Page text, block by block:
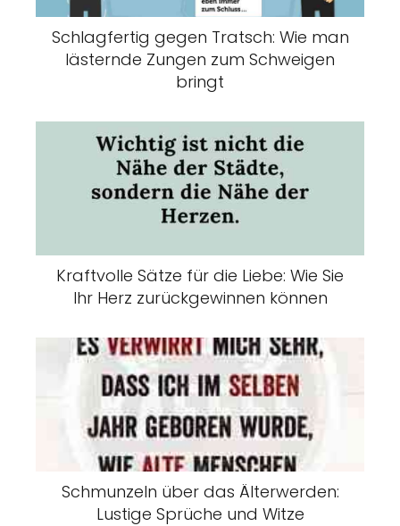
Schlagfertig gegen Tratsch: Wie man
lästernde Zungen zum Schweigen
bringt
Kraftvolle Sätze für die Liebe: Wie Sie
Ihr Herz zurückgewinnen können
Schmunzeln über das Älterwerden:
Lustige Sprüche und Witze